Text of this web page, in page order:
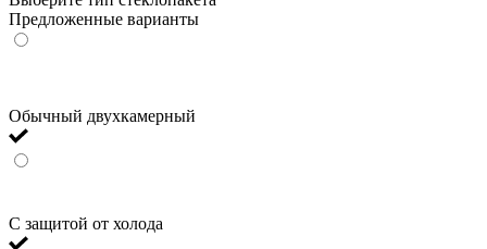
Предложенные варианты
Обычный двухкамерный
С защитой от холода